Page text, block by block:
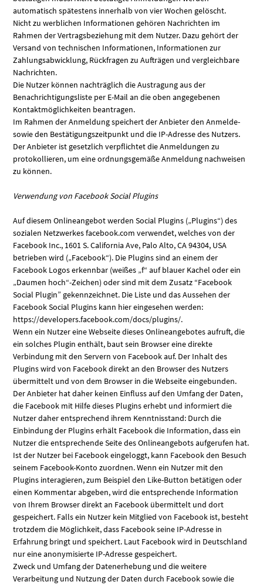
automatisch spätestens innerhalb von vier Wochen gelöscht.
Nicht zu werblichen Informationen gehören Nachrichten im
Rahmen der Vertragsbeziehung mit dem Nutzer. Dazu gehört der
Versand von technischen Informationen, Informationen zur
Zahlungsabwicklung, Rückfragen zu Aufträgen und vergleichbare
Nachrichten.
Die Nutzer können nachträglich die Austragung aus der
Benachrichtigungsliste per E-Mail an die oben angegebenen
Kontaktmöglichkeiten beantragen.
Im Rahmen der Anmeldung speichert der Anbieter den Anmelde-
sowie den Bestätigungszeitpunkt und die IP-Adresse des Nutzers.
Der Anbieter ist gesetzlich verpflichtet die Anmeldungen zu
protokollieren, um eine ordnungsgemäße Anmeldung nachweisen
zu können.
Verwendung von Facebook Social Plugins
Auf diesem Onlineangebot werden Social Plugins („Plugins“) des
sozialen Netzwerkes facebook.com verwendet, welches von der
Facebook Inc., 1601 S. California Ave, Palo Alto, CA 94304, USA
betrieben wird („Facebook“). Die Plugins sind an einem der
Facebook Logos erkennbar (weißes „f“ auf blauer Kachel oder ein
„Daumen hoch“-Zeichen) oder sind mit dem Zusatz “Facebook
Social Plugin” gekennzeichnet. Die Liste und das Aussehen der
Facebook Social Plugins kann hier eingesehen werden:
https://developers.facebook.com/docs/plugins/.
Wenn ein Nutzer eine Webseite dieses Onlineangebotes aufruft, die
ein solches Plugin enthält, baut sein Browser eine direkte
Verbindung mit den Servern von Facebook auf. Der Inhalt des
Plugins wird von Facebook direkt an den Browser des Nutzers
übermittelt und von dem Browser in die Webseite eingebunden.
Der Anbieter hat daher keinen Einfluss auf den Umfang der Daten,
die Facebook mit Hilfe dieses Plugins erhebt und informiert die
Nutzer daher entsprechend ihrem Kenntnisstand: Durch die
Einbindung der Plugins erhält Facebook die Information, dass ein
Nutzer die entsprechende Seite des Onlineangebots aufgerufen hat.
Ist der Nutzer bei Facebook eingeloggt, kann Facebook den Besuch
seinem Facebook-Konto zuordnen. Wenn ein Nutzer mit den
Plugins interagieren, zum Beispiel den Like-Button betätigen oder
einen Kommentar abgeben, wird die entsprechende Information
von Ihrem Browser direkt an Facebook übermittelt und dort
gespeichert. Falls ein Nutzer kein Mitglied von Facebook ist, besteht
trotzdem die Möglichkeit, dass Facebook seine IP-Adresse in
Erfahrung bringt und speichert. Laut Facebook wird in Deutschland
nur eine anonymisierte IP-Adresse gespeichert.
Zweck und Umfang der Datenerhebung und die weitere
Verarbeitung und Nutzung der Daten durch Facebook sowie die